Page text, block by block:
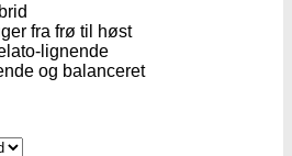
fra frø til høst
lignende
og balanceret